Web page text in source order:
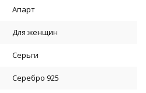
Апарт
Для женщин
Серьги
Серебро 925